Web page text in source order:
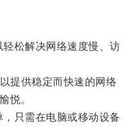
松解决网络速度慢、访
供稳定而快速的网络
悦。
只需在电脑或移动设备